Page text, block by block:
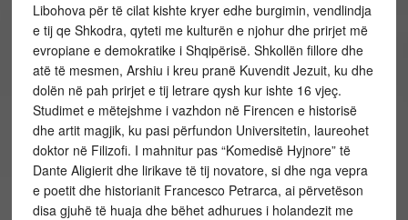
Libohova për të cilat kishte kryer edhe burgimin, vendlindja
e tij qe Shkodra, qyteti me kulturën e njohur dhe prirjet më
evropiane e demokratike i Shqipërisë. Shkollën fillore dhe
atë të mesmen, Arshiu i kreu pranë Kuvendit Jezuit, ku dhe
dolën në pah prirjet e tij letrare qysh kur ishte 16 vjeç.
Studimet e mëtejshme i vazhdon në Firencen e historisë
dhe artit magjik, ku pasi përfundon Universitetin, laureohet
doktor në Filizofi. I mahnitur pas “Komedisë Hyjnore” të
Dante Aligierit dhe lirikave të tij novatore, si dhe nga vepra
e poetit dhe historianit Francesco Petrarca, ai përvetëson
disa gjuhë të huaja dhe bëhet adhurues i holandezit me